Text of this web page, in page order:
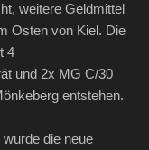
weitere Geldmittel
Osten von Kiel. Die
4
und 2x MG C/30
entstehen.
die neue